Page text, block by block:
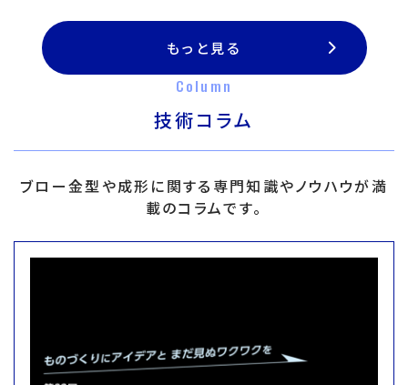
もっと見る
Column
技術コラム
ブロー金型や成形に関する専門知識やノウハウが満
載のコラムです。